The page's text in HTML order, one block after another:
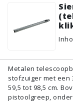
Metalen
stofzuiger met een
59,5 tot 98,5 cm.
pistoolgreep,